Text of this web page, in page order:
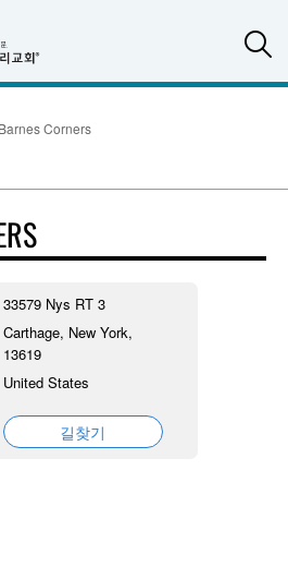
Barnes Corners
33579 Nys RT 3
Carthage, New York,
13619
United States
길찾기